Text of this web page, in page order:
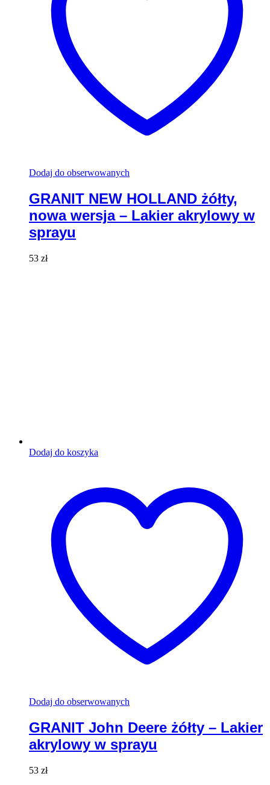
Dodaj do obserwowanych
GRANIT NEW HOLLAND żółty,
nowa wersja – Lakier akrylowy w
sprayu
53 zł
Dodaj do koszyka
Dodaj do obserwowanych
GRANIT John Deere żółty – Lakier
akrylowy w sprayu
53 zł